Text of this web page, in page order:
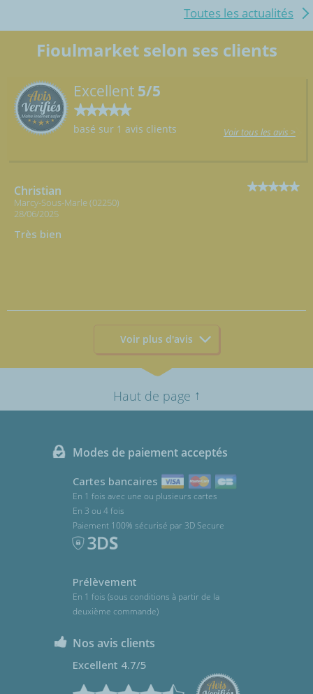
Toutes les actualités
Fioulmarket selon ses clients
Excellent 5/5
basé sur 1 avis clients Voir tous les avis >
Christian
Marcy-Sous-Marle (02250)
28/06/2025
Très bien
Voir plus d'avis
Haut de page ↑
Modes de paiement acceptés
Cartes bancaires
En 1 fois avec une ou plusieurs cartes
En 3 ou 4 fois
Paiement 100% sécurisé par 3D Secure
Prélèvement
En 1 fois (sous conditions à partir de la
deuxième commande)
Nos avis clients
Excellent 4.7/5